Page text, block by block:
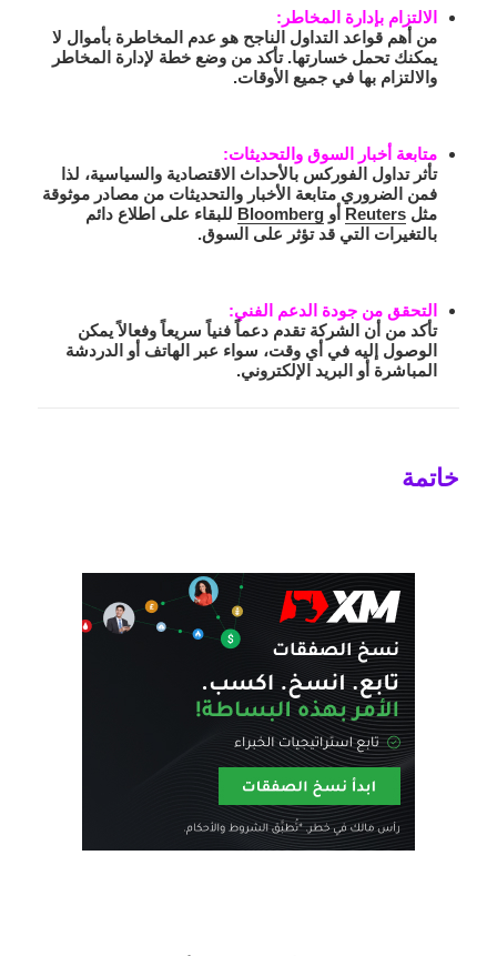
الالتزام بإدارة المخاطر:
من أهم قواعد التداول الناجح هو عدم المخاطرة بأموال لا
يمكنك تحمل خسارتها. تأكد من وضع خطة لإدارة المخاطر
والالتزام بها في جميع الأوقات.
متابعة أخبار السوق والتحديثات:
تأثر تداول الفوركس بالأحداث الاقتصادية والسياسية، لذا
فمن الضروري متابعة الأخبار والتحديثات من مصادر موثوقة
مثلReuters أوBloomberg للبقاء على اطلاع دائم
بالتغيرات التي قد تؤثر على السوق.
التحقق من جودة الدعم الفني:
تأكد من أن الشركة تقدم دعماً فنياً سريعاً وفعالاً يمكن
الوصول إليه في أي وقت، سواء عبر الهاتف أو الدردشة
المباشرة أو البريد الإلكتروني.
خاتمة